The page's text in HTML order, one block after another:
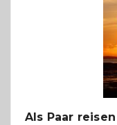
Als Paar